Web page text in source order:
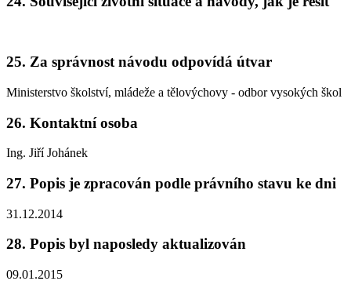
25. Za správnost návodu odpovídá útvar
Ministerstvo školství, mládeže a tělovýchovy - odbor vysokých škol
26. Kontaktní osoba
Ing. Jiří Johánek
27. Popis je zpracován podle právního stavu ke dni
31.12.2014
28. Popis byl naposledy aktualizován
09.01.2015